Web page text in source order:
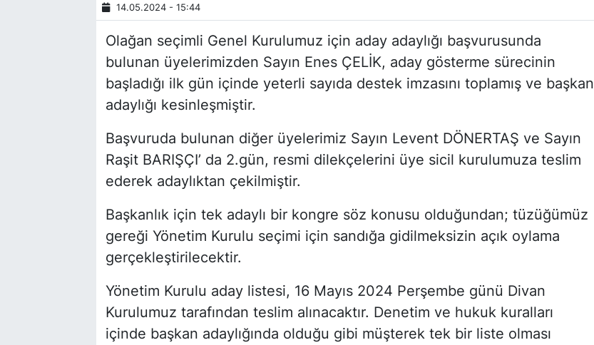
14.05.2024 - 15:44
Olağan seçimli Genel Kurulumuz için aday adaylığı başvurusunda
bulunan üyelerimizden Sayın Enes ÇELİK, aday gösterme sürecinin
başladığı ilk gün içinde yeterli sayıda destek imzasını toplamış ve başkan
adaylığı kesinleşmiştir.
Başvuruda bulunan diğer üyelerimiz Sayın Levent DÖNERTAŞ ve Sayın
Raşit BARIŞÇI’ da 2.gün, resmi dilekçelerini üye sicil kurulumuza teslim
ederek adaylıktan çekilmiştir.
Başkanlık için tek adaylı bir kongre söz konusu olduğundan; tüzüğümüz
gereği Yönetim Kurulu seçimi için sandığa gidilmeksizin açık oylama
gerçekleştirilecektir.
Yönetim Kurulu aday listesi, 16 Mayıs 2024 Perşembe günü Divan
Kurulumuz tarafından teslim alınacaktır. Denetim ve hukuk kuralları
içinde başkan adaylığında olduğu gibi müşterek tek bir liste olması